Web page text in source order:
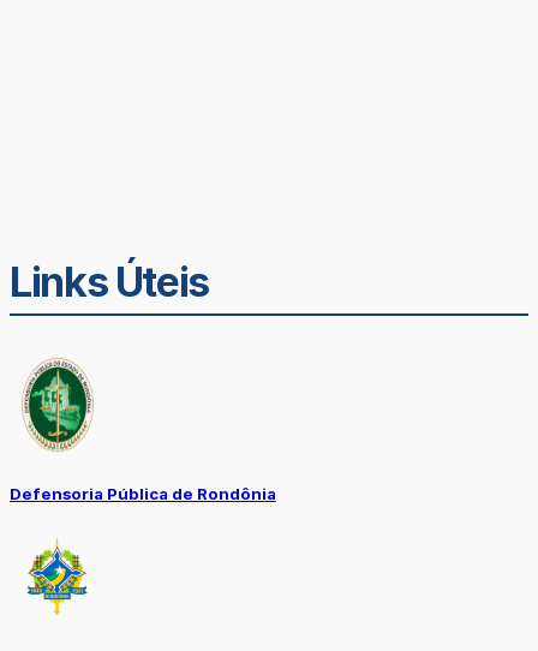
Links Úteis
Defensoria Pública de Rondônia